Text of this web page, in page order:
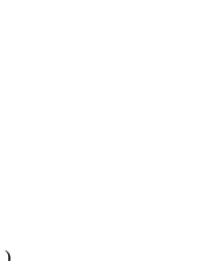
)